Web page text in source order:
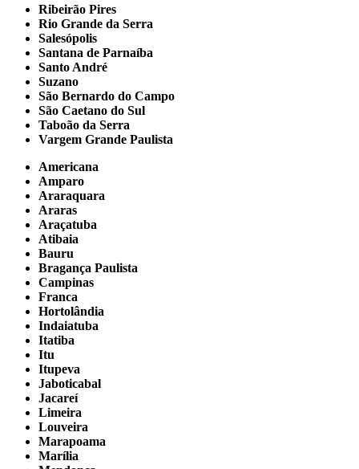
Ribeirão Pires
Rio Grande da Serra
Salesópolis
Santana de Parnaíba
Santo André
Suzano
São Bernardo do Campo
São Caetano do Sul
Taboão da Serra
Vargem Grande Paulista
Americana
Amparo
Araraquara
Araras
Araçatuba
Atibaia
Bauru
Bragança Paulista
Campinas
Franca
Hortolândia
Indaiatuba
Itatiba
Itu
Itupeva
Jaboticabal
Jacareí
Limeira
Louveira
Marapoama
Marília